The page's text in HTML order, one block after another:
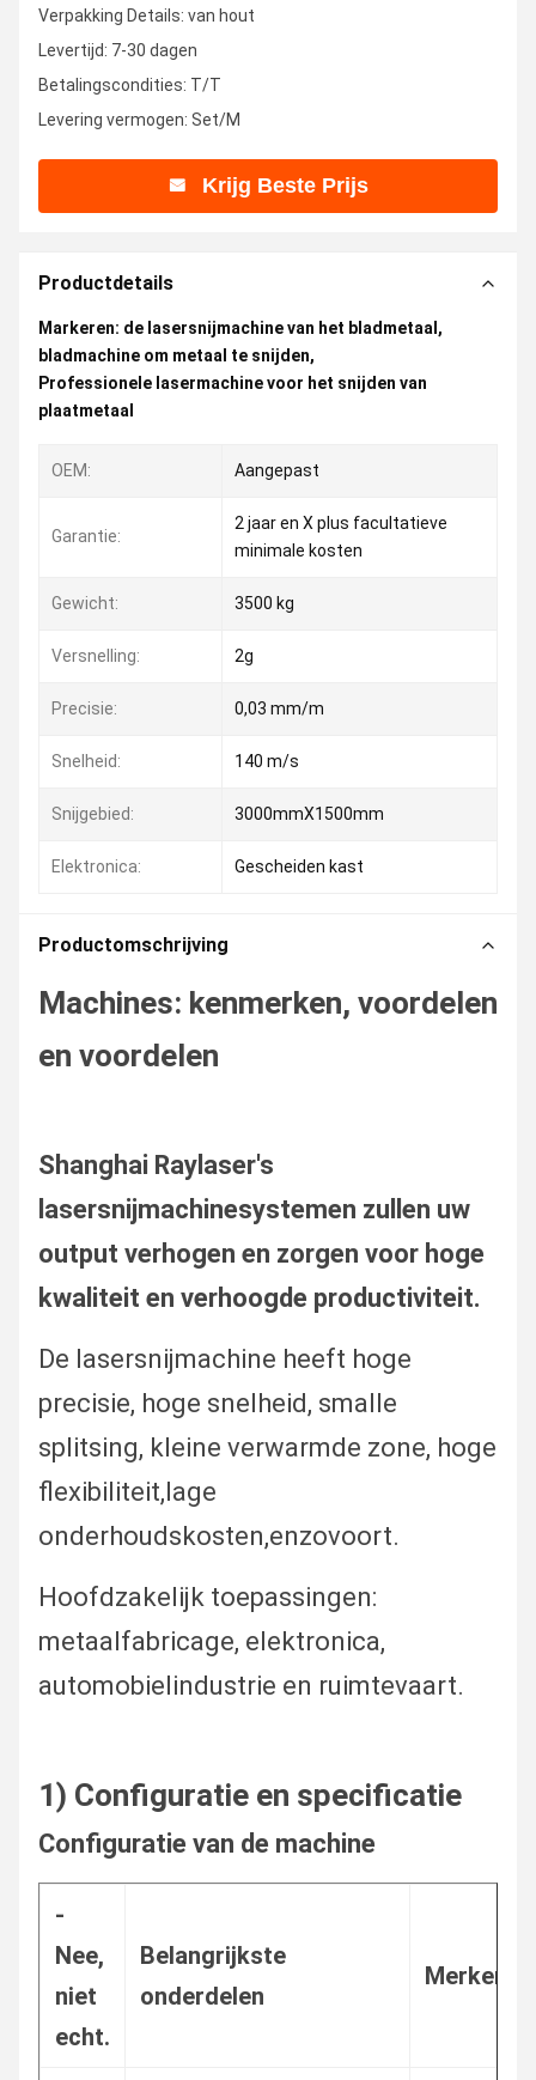
Verpakking Details: van hout
Levertijd: 7-30 dagen
Betalingscondities: T/T
Levering vermogen: Set/M
Krijg Beste Prijs
Productdetails
Markeren: de lasersnijmachine van het bladmetaal ,
bladmachine om metaal te snijden,
Professionele lasermachine voor het snijden van
plaatmetaal
OEM: Aangepast
Garantie:
2 jaar en X plus facultatieve
minimale kosten
Gewicht: 3500 kg
Versnelling: 2g
Precisie: 0,03 mm/m
Snelheid: 140 m/s
Snijgebied: 3000mmX1500mm
Elektronica: Gescheiden kast
Productomschrijving
Machines: kenmerken, voordelen
en voordelen
Shanghai Raylaser's
lasersnijmachinesystemen zullen uw
output verhogen en zorgen voor hoge
kwaliteit en verhoogde productiviteit.
De lasersnijmachine heeft hoge
precisie, hoge snelheid, smalle
splitsing, kleine verwarmde zone, hoge
flexibiliteit,lage
onderhoudskosten,enzovoort.
Hoofdzakelijk toepassingen:
metaalfabricage, elektronica,
automobielindustrie en ruimtevaart.
1) Configuratie en specificatie
Configuratie van de machine
-
Nee,
niet
echt.
Belangrijkste
onderdelen
Merken